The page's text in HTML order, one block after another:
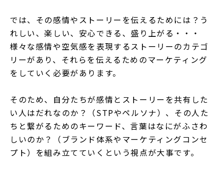
では、その感情やストーリーを伝えるためには？う
れしい、楽しい、安心できる、盛り上がる・・・
様々な感情や空気感を表現するストーリーのカテゴ
リーがあり、それらを伝えるためのマーケティング
をしていく必要があります。
そのため、自分たちが感情とストーリーを共有した
い人はだれなのか？（STPやペルソナ）、その人た
ちと繋がるためのキーワード、言葉はなにがふさわ
しいのか？（ブランド体系やマーケティングコンセ
プト）を組み立てていくという視点が大事です。